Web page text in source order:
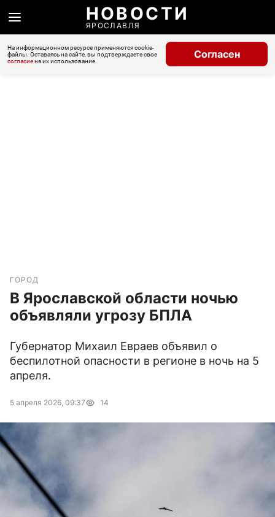
НОВОСТИ
ЯРОСЛАВЛЯ
На информационном ресурсе применяются cookie-
файлы. Оставаясь на сайте, вы подтверждаете свое
согласиена их использование.
Согласен
ГОРОД
В Ярославской области ночью
объявляли угрозу БПЛА
Губернатор Михаил Евраев объявил о
беспилотной опасности в регионе в ночь на 5
апреля.
5 апреля 2026, 09:37 14